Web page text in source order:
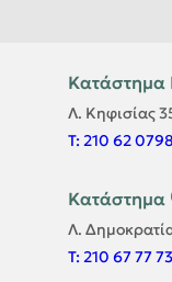
Κατάστημα
Λ. Κηφισίας
T: 210 62
Κατάστημα
Λ.
T: 210 67 77